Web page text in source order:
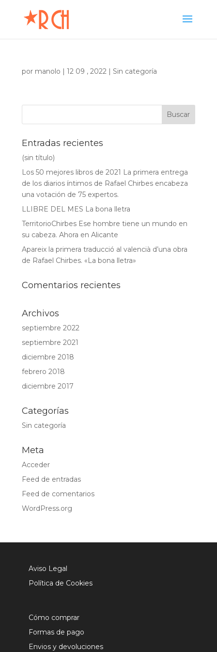
por manolo | 12 09 , 2022| Sin categoría
Entradas recientes
(sin título)
Los 50 mejores libros de 2021 La primera entrega
de los diarios íntimos de Rafael Chirbes encabeza
una votación de 75 expertos.
LLIBRE DEL MES La bona lletra
TerritorioChirbes Ese hombre tiene un mundo en
su cabeza. Ahora en Alicante
Apareix la primera traducció al valencià d’una obra
de Rafael Chirbes. «La bona lletra»
Comentarios recientes
Archivos
septiembre 2022
septiembre 2021
diciembre 2018
febrero 2018
diciembre 2017
Categorías
Sin categoría
Meta
Acceder
Feed de entradas
Feed de comentarios
WordPress.org
Aviso Legal
Política de Cookies
Cómo comprar
Formas de pago
Envios y devoluciones